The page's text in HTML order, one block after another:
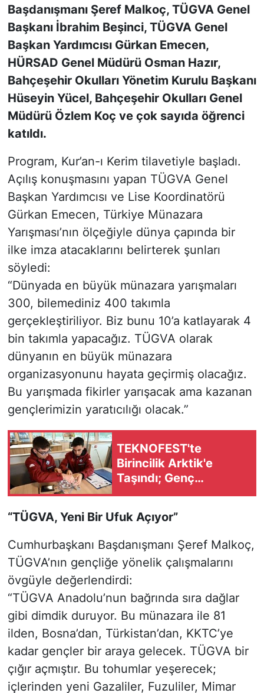
Başdanışmanı Şeref Malkoç, TÜGVA Genel
Başkanı İbrahim Beşinci, TÜGVA Genel
Başkan Yardımcısı Gürkan Emecen,
HÜRSAD Genel Müdürü Osman Hazır,
Bahçeşehir Okulları Yönetim Kurulu Başkanı
Hüseyin Yücel, Bahçeşehir Okulları Genel
Müdürü Özlem Koç ve çok sayıda öğrenci
katıldı.
Program, Kur’an-ı Kerim tilavetiyle başladı.
Açılış konuşmasını yapan TÜGVA Genel
Başkan Yardımcısı ve Lise Koordinatörü
Gürkan Emecen, Türkiye Münazara
Yarışması’nın ölçeğiyle dünya çapında bir
ilke imza atacaklarını belirterek şunları
söyledi:
“Dünyada en büyük münazara yarışmaları
300, bilemediniz 400 takımla
gerçekleştiriliyor. Biz bunu 10’a katlayarak 4
bin takımla yapacağız. TÜGVA olarak
dünyanın en büyük münazara
organizasyonunu hayata geçirmiş olacağız.
Bu yarışmada fikirler yarışacak ama kazanan
gençlerimizin yaratıcılığı olacak.”
TEKNOFEST'te
Birincilik Arktik'e
Taşındı; Genç
Test Etti!
“TÜGVA, Yeni Bir Ufuk Açıyor”
Cumhurbaşkanı Başdanışmanı Şeref Malkoç,
TÜGVA’nın gençliğe yönelik çalışmalarını
övgüyle değerlendirdi:
“TÜGVA Anadolu’nun bağrında sıra dağlar
gibi dimdik duruyor. Bu münazara ile 81
ilden, Bosna’dan, Türkistan’dan, KKTC’ye
kadar gençler bir araya gelecek. TÜGVA bir
çığır açmıştır. Bu tohumlar yeşerecek;
içlerinden yeni Gazaliler, Fuzuliler, Mimar
BİYOGRAFİLER